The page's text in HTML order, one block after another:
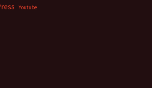
Youtube